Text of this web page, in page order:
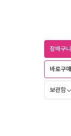
장바구니
바로구매
보관함